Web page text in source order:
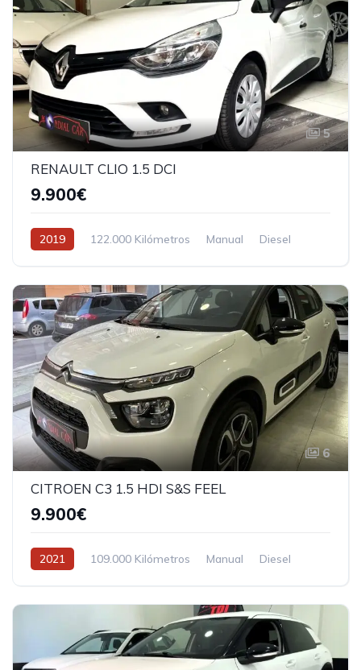
5
RENAULT CLIO 1.5 DCI
9.900€
2019 122.000 Kilómetros Manual Diesel
6
CITROEN C3 1.5 HDI S&S FEEL
9.900€
2021 109.000 Kilómetros Manual Diesel